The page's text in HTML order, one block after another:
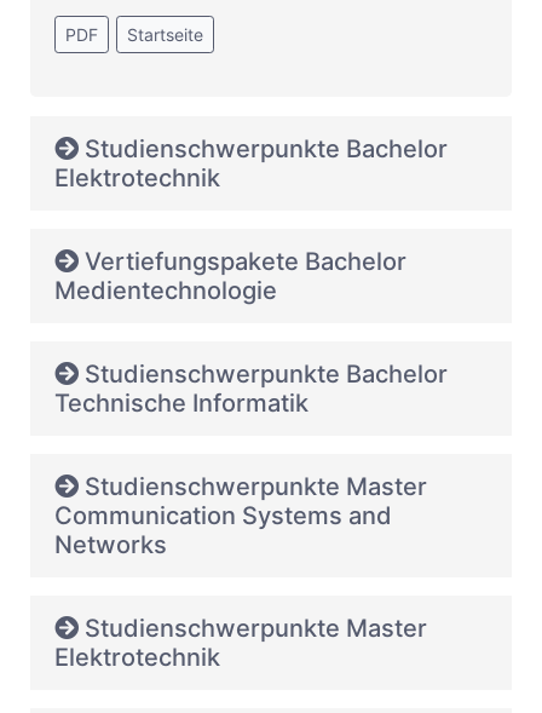
PDF Startseite
Studienschwerpunkte Bachelor
Elektrotechnik
Vertiefungspakete Bachelor
Medientechnologie
Studienschwerpunkte Bachelor
Technische Informatik
Studienschwerpunkte Master
Communication Systems and
Networks
Studienschwerpunkte Master
Elektrotechnik